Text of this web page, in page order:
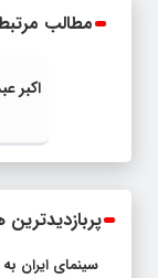
مطالب
اکبر
پربازدیدترین
سینمای ایران